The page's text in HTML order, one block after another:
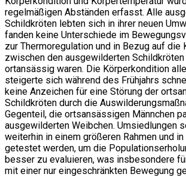
regelmäßigen Abständen erfasst. Alle
Schildkröten lebten sich in ihrer neuen
fanden keine Unterschiede im
zur Thermoregulation und in Bezug auf die
zwischen den ausgewilderten Schildkröten
ortansässig waren. Die Körperkondition
steigerte sich während des Frühjahrs
keine Anzeichen für eine Störung der
Schildkröten durch die
Gegenteil, die ortsansässigen Männchen
ausgewilderten Weibchen. Umsiedlungen
weiterhin in einem größeren Rahmen und
getestet werden, um die
besser zu evaluieren, was insbesondere
mit einer nur eingeschränkten Bewegung